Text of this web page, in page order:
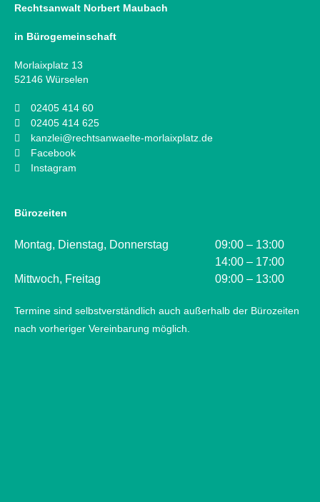
Rechtsanwalt Norbert Maubach
in Bürogemeinschaft
Morlaixplatz 13
52146 Würselen
02405 414 60
02405 414 625
kanzlei@rechtsanwaelte-morlaixplatz.de
Facebook
Instagram
Bürozeiten
Montag, Dienstag, Donnerstag
09:00 – 13:00
14:00 – 17:00
Mittwoch, Freitag
09:00 – 13:00
Termine sind selbstverständlich auch außerhalb der Bürozeiten
nach vorheriger Vereinbarung möglich.